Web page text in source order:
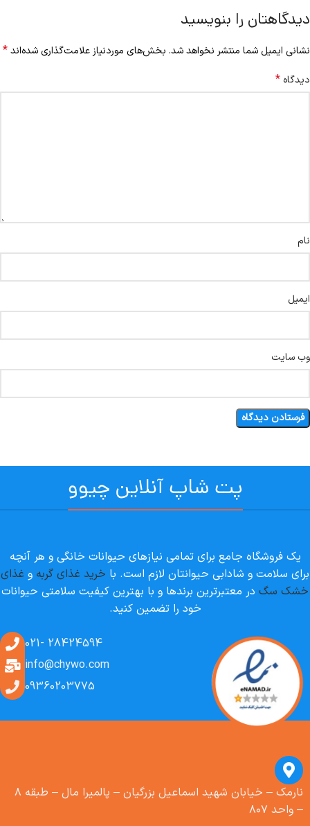
دیدگاهتان را بنویسید
نشانی ایمیل شما منتشر نخواهد شد. بخش‌های موردنیاز علامت‌گذاری شده‌اند*
دیدگاه *
نام
ایمیل
وب‌ سایت
پت شاپ آنلاین چیوو
یک فروشگاه جامع برای تمامی نیازهای حیوانات خانگی و هر آنچه
برای سلامت و شادابی حیوانتان لازم است. با خرید غذای گربه و غذای
خشک سگ در معتبرترین برندها و با بهترین کیفیت سلامتی حیوانات
خود را تضمین کنید.
28424594 -021
info@chywo.com
09360203775
نارمک – خیابان شهید اسماعیل بزرگیان – پالمیرا مال – طبقه ۸
– واحد ۸۰۷